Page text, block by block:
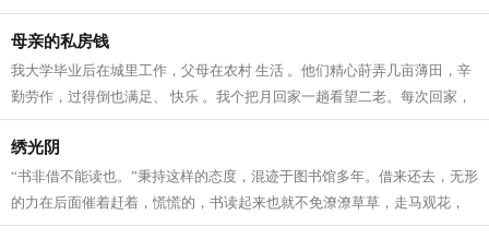
没有平白无故的遇见，我们要感...
母亲的私房钱
我大学毕业后在城里工作，父母在农村 生活 。他们精心莳弄几亩薄田，辛
勤劳作，过得倒也满足、 快乐 。我个把月回家一趟看望二老。每次回家，
除了给母亲买些营养品，给父亲买些...
绣光阴
“书非借不能读也。”秉持这样的态度，混迹于图书馆多年。借来还去，无形
的力在后面催着赶着，慌慌的，书读起来也就不免潦潦草草，走马观花，
错过了很多精彩。回顾读过的书，...